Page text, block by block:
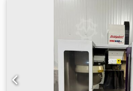
1.000 mm,
,
, maksimalna brzina
dovod rashladne tečnosti:20 šipka
stola do nosa vretena: 665 mm,
13.000 W
, vreteno nosa:SK40 ,
promjenjiva brzina rotacije,